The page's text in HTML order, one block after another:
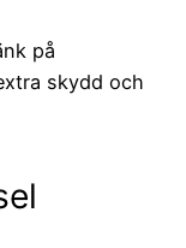
på
skydd och